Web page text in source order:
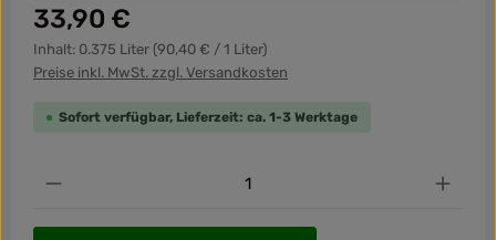
Regulärer Preis:
33,90 €
Inhalt: 0.375 Liter (90,40 € / 1 Liter)
Preise inkl. MwSt. zzgl. Versandkosten
Sofort verfügbar, Lieferzeit: ca. 1-3 Werktage
Produkt Anzahl: Gib den gewünschten Wert